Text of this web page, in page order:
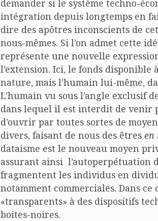
demander si le système techno-
intégration depuis longtemps en
dire des apôtres inconscients de
nous-mêmes. Si l’on admet cette
représente une nouvelle
l’extension. Ici, le fonds disponible
nature, mais l’humain lui-même,
L’humain vu sous l’angle exclusif
dans lequel il est interdit de venir
d’ouvrir par toutes sortes de
divers, faisant de nous des êtres en
dataisme est le nouveau moyen
assurant ainsi l’autoperpétuation
fragmentent les individus en
notamment commerciales. Dans ce
«transparents» à des dispositifs
boites-noires.